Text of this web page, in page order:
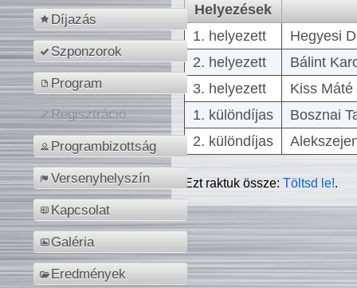
Díjazás
Szponzorok
Program
Regisztráció
Programbizottság
Versenyhelyszín
Kapcsolat
Galéria
Eredmények
Helyezések
1. helyezett
Hegyesi
2. helyezett
Bálint
3. helyezett
Kiss
1. különdíjas
Bosznai
2. különdíjas
Ezt raktuk össze:Töltsd le!.